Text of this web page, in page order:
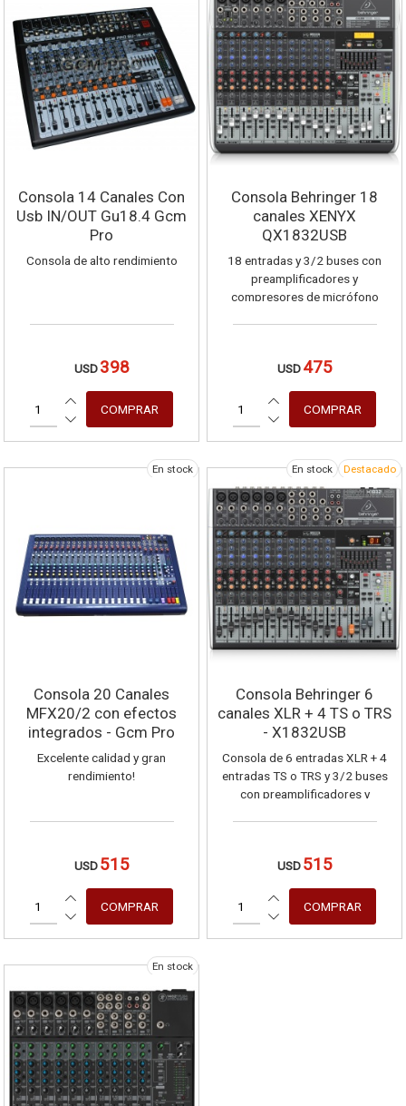
Consola 14 Canales Con
Usb IN/OUT Gu18.4 Gcm
Pro
Consola de alto rendimiento
USD 398
Consola Behringer 18
canales XENYX
QX1832USB
18 entradas y 3/2 buses con
preamplificadores y
compresores de micrófono
USB/audio.
USD 475
En stock
Consola 20 Canales
MFX20/2 con efectos
integrados - Gcm Pro
Line
Excelente calidad y gran
rendimiento!
USD 515
En stock Destacado
Consola Behringer 6
canales XLR + 4 TS o TRS
- X1832USB
Consola de 6 entradas XLR + 4
entradas TS o TRS y 3/2 buses
con preamplificadores y
bits e interfaz USB/audio.
USD 515
En stock